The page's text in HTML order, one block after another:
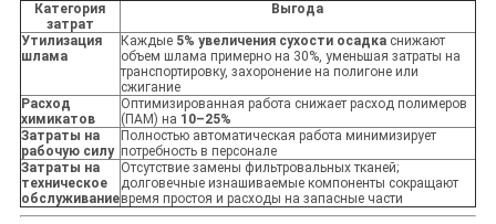
Категория
затрат
Выгода
Утилизация
шлама
Каждые 5% увеличения сухости осадкаснижают
объем шлама примерно на 30%, уменьшая затраты на
транспортировку, захоронение на полигоне или
сжигание
Расход
химикатов
Оптимизированная работа снижает расход полимеров
(ПАМ) на 10–25%
Затраты на
рабочую силу
Полностью автоматическая работа минимизирует
потребность в персонале
Затраты на
техническое
обслуживание
Отсутствие замены фильтровальных тканей;
долговечные изнашиваемые компоненты сокращают
время простоя и расходы на запасные части